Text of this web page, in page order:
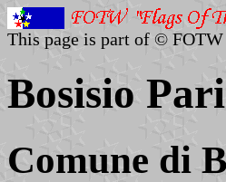
This page is part of ©
Bosisio
Comune di